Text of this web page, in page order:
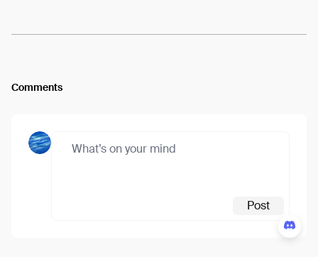
Comments
Post